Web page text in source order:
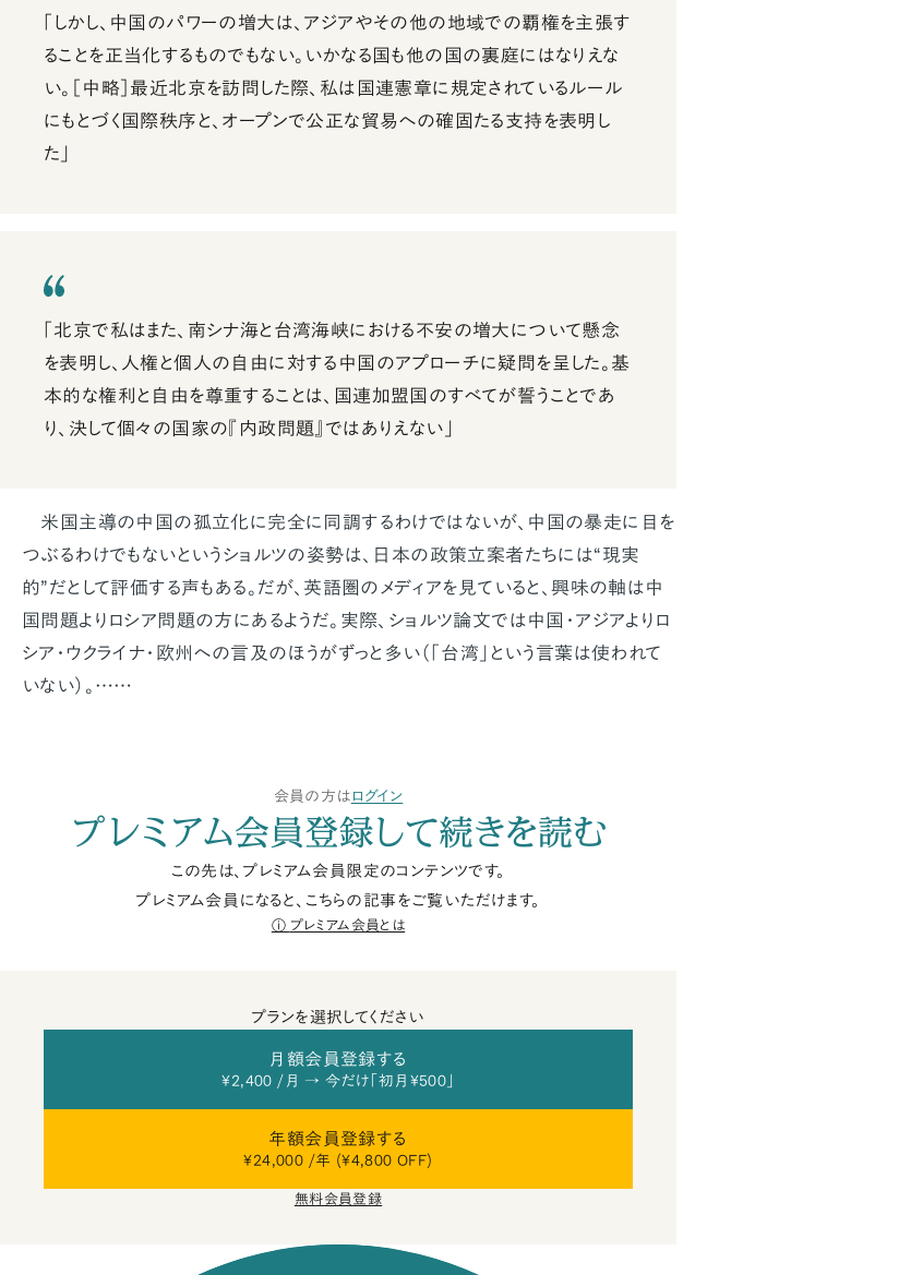
「しかし、中国のパワーの増大は、アジアやその他の地域での覇権を主張す
ることを正当化するものでもない。いかなる国も他の国の裏庭にはなりえな
い。［中略］最近北京を訪問した際、私は国連憲章に規定されているルール
にもとづく国際秩序と、オープンで公正な貿易への確固たる支持を表明し
た」
「北京で私はまた、南シナ海と台湾海峡における不安の増大について懸念
を表明し、人権と個人の自由に対する中国のアプローチに疑問を呈した。基
本的な権利と自由を尊重することは、国連加盟国のすべてが誓うことであ
り、決して個々の国家の『内政問題』ではありえない」
米国主導の中国の孤立化に完全に同調するわけではないが、中国の暴走に目を
つぶるわけでもないというショルツの姿勢は、日本の政策立案者たちには“現実
的”だとして評価する声もある。だが、英語圏のメディアを見ていると、興味の軸は中
国問題よりロシア問題の方にあるようだ。実際、ショルツ論文では中国・アジアよりロ
シア・ウクライナ・欧州への言及のほうがずっと多い（「台湾」という言葉は使われて
いない）。……
会員の方は ログイン
プレミアム会員登録して続きを読む
この先は、プレミアム会員限定のコンテンツです。
プレミアム会員になると、こちらの記事をご覧いただけます。
プレミアム会員とは
プランを選択してください
月額会員登録する
¥2,400 /月 → 今だけ「初月¥500」
年額会員登録する
¥24,000 /年 (¥4,800 OFF)
無料会員登録